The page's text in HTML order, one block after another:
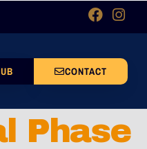
CONTACT
Phase